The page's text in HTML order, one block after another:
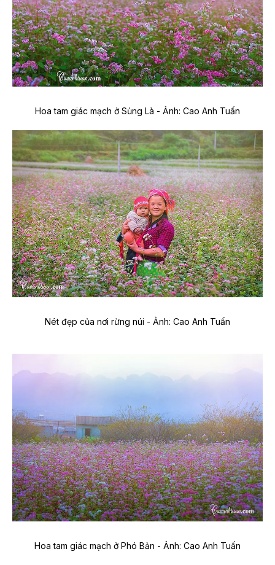
Hoa tam giác mạch ở Sủng Là - Ảnh: Cao Anh Tuấn
Nét đẹp của nơi rừng núi - Ảnh: Cao Anh Tuấn
Hoa tam giác mạch ở Phó Bản - Ảnh: Cao Anh Tuấn